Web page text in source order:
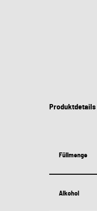
Produktdetails
Füllmenge
Alkohol